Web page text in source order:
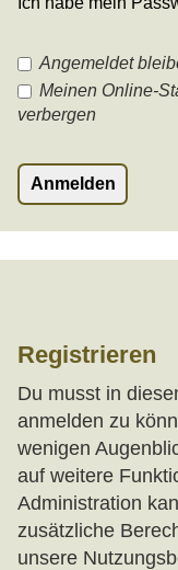
Angemeldet
Meinen Online-
verbergen
Registrieren
Du musst in
anmelden zu
wenigen
auf weitere
Administration
zusätzliche
unsere